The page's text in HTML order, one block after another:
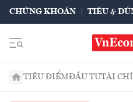
CHỨNG KHOÁN TIÊU &
TIÊU ĐIỂMĐẦU TƯTÀI